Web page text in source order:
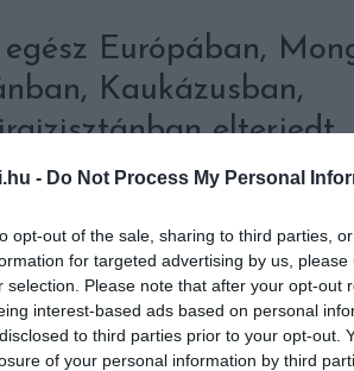
- Do Not Process My Personal
opt-out of the sale, sharing to third parties,
for targeted advertising by us,
selection. Please note that after your opt-out
interest-based ads based on personal
to third parties prior to your opt-out.
of your personal information by third
Európában,
Kaukázusban,
elterjedt.
lakója, leginkább erdőkben, cserjés
aktív. Általában két nemzedéke fejlődik